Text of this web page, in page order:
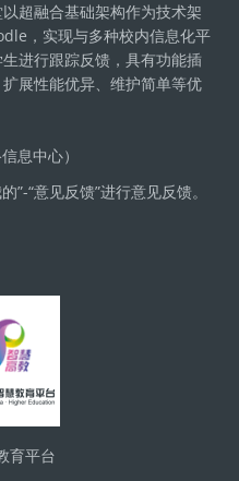
超融合基础架构作为技术架
，实现与多种校内信息化平
进行跟踪反馈，具有功能插
展性能优异、维护简单等优
信息中心）
”-“意见反馈”进行意见反馈。
育平台